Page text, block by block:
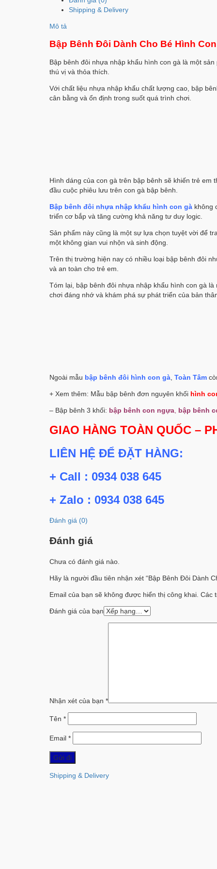
Shipping & Delivery
Mô tả
Bập Bênh Đôi Dành Cho Bé Hình
Bập bênh đôi nhựa nhập khẩu hình con gà là một
thú vị và thỏa thích.
Với chất liệu nhựa nhập khẩu chất lượng cao, bập
cân bằng và ổn định trong suốt quá trình chơi.
Hình dáng của con gà trên bập bênh sẽ khiến trẻ
đầu cuộc phiêu lưu trên con gà bập bênh.
Bập bênh đôi nhựa nhập khẩu hình con gà không
triển cơ bắp và tăng cường khả năng tư duy logic.
Sản phẩm này cũng là một sự lựa chọn tuyệt vời để
một không gian vui nhộn và sinh động.
Trên thị trường hiện nay có nhiều loại bập bênh đôi
và an toàn cho trẻ em.
Tóm lại, bập bênh đôi nhựa nhập khẩu hình con gà
chơi đáng nhớ và khám phá sự phát triển của bản
Ngoài mẫu bập bênh đôi hình con gà Toàn Tâm
+ Xem thêm: Mẫu bập bênh đơn nguyên khối hình
– Bập bênh 3 khối: bập bênh con ngựa bập bênh
GIAO HÀNG TOÀN QUỐC –
LIÊN HỆ ĐỂ ĐẶT HÀNG:
+ Call : 0934 038 645
+ Zalo : 0934 038 645
Đánh giá (0)
Đánh giá
Chưa có đánh giá nào.
Hãy là người đầu tiên nhận xét “Bập Bênh Đôi Dành
Email của bạn sẽ không được hiển thị công khai. Các
Đánh giá của bạn
Nhận xét của bạn *
Tên *
Email *
Shipping & Delivery